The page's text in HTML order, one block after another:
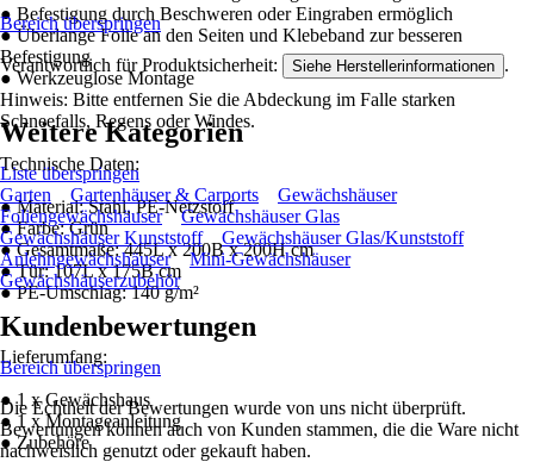
● Befestigung durch Beschweren oder Eingraben ermöglich
● Überlange Folie an den Seiten und Klebeband zur besseren
Befestigung
● Werkzeuglose Montage
Hinweis: Bitte entfernen Sie die Abdeckung im Falle starken
Schneefalls, Regens oder Windes.
Technische Daten:
● Material: Stahl, PE-Netzstoff
● Farbe: Grün
● Gesamtmaße: 445L x 200B x 200H cm
● Tür: 107L x 175B cm
● PE-Umschlag: 140 g/m²
Lieferumfang:
● 1 x Gewächshaus
● 1 x Montageanleitung
● Zubehöre
Bereich überspringen
Verantwortlich für Produktsicherheit: Siehe Herstellerinformationen .
Weitere Kategorien
Liste überspringen
Garten
Gartenhäuser & Carports
Gewächshäuser
Foliengewächshäuser
Gewächshäuser Glas
Gewächshäuser Kunststoff
Gewächshäuser Glas/Kunststoff
Anlehngewächshäuser
Mini-Gewächshäuser
Gewächshäuserzubehör
Kundenbewertungen
Bereich überspringen
Die Echtheit der Bewertungen wurde von uns nicht überprüft.
Bewertungen können auch von Kunden stammen, die die Ware nicht
nachweislich genutzt oder gekauft haben.